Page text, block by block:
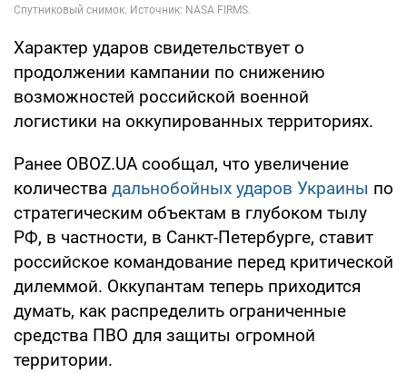
Характер ударов свидетельствует о
продолжении кампании по снижению
возможностей российской военной
логистики на оккупированных территориях.
Ранее OBOZ.UA сообщал, что увеличение
количества дальнобойных ударов Украины по
стратегическим объектам в глубоком тылу
РФ, в частности, в Санкт-Петербурге, ставит
российское командование перед критической
дилеммой. Оккупантам теперь приходится
думать, как распределить ограниченные
средства ПВО для защиты огромной
территории.